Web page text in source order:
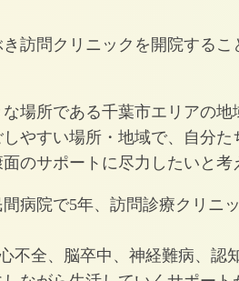
訪問クリニックを開院する
場所である千葉市エリアの
やすい場所・地域で、自分
のサポートに尽力したいと考
病院で5年、訪問診療クリニ
不全、脳卒中、神経難病、認